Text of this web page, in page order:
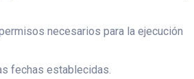
necesarios para la ejecución
fechas establecidas.